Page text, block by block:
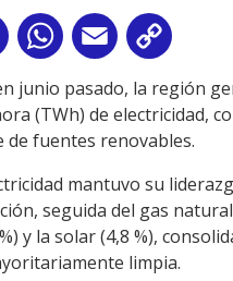
X WhatsApp
Email
Link
junio pasado, la región
(TWh) de electricidad,
de fuentes renovables.
mantuvo su
seguida del gas natural
y la solar (4,8 %),
limpia.